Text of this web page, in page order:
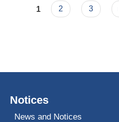
Pages
1 2 3
Notices
News and Notices